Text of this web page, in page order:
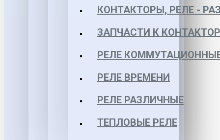
КОНТАКТОРЫ, РЕЛЕ -
ЗАПЧАСТИ К
РЕЛЕ
РЕЛЕ ВРЕМЕНИ
РЕЛЕ РАЗЛИЧНЫЕ
ТЕПЛОВЫЕ РЕЛЕ